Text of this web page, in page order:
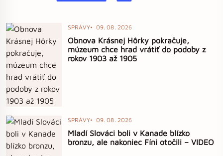
SPRÁVY 09. 08. 2026
Obnova Krásnej Hôrky pokračuje,
múzeum chce hrad vrátiť do podoby z
rokov 1903 až 1905
SPRÁVY 09. 08. 2026
Mladí Slováci boli v Kanade blízko
bronzu, ale nakoniec Fíni otočili – VIDEO